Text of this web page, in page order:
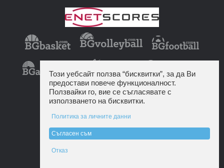
Този уебсайт ползва “бисквитки”, за да Ви
предостави повече функционалност.
Ползвайки го, вие се съгласявате с
използването на бисквитки.
Политика за личните данни
Съгласен съм
Отказ